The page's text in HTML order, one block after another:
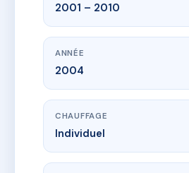
2001 – 2010
ANNÉE
2004
CHAUFFAGE
Individuel